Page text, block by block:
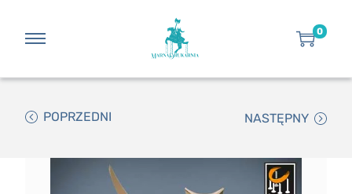
0
POPRZEDNI NASTĘPNY